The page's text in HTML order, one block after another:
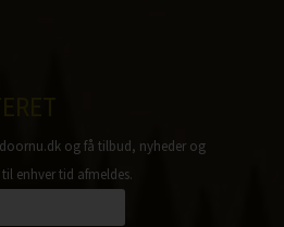
og få tilbud, nyheder og
enhver tid afmeldes.